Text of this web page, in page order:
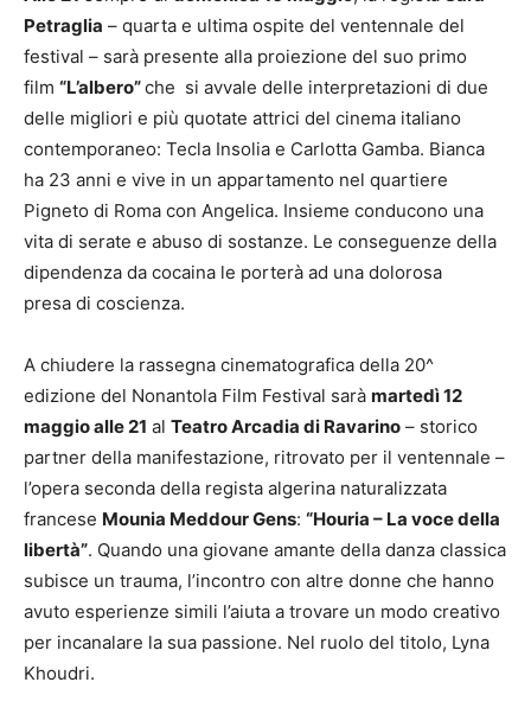
Petraglia – quarta e ultima ospite del ventennale del
festival – sarà presente alla proiezione del suo primo
film “L’albero”che si avvale delle interpretazioni di due
delle migliori e più quotate attrici del cinema italiano
contemporaneo: Tecla Insolia e Carlotta Gamba. Bianca
ha 23 anni e vive in un appartamento nel quartiere
Pigneto di Roma con Angelica. Insieme conducono una
vita di serate e abuso di sostanze. Le conseguenze della
dipendenza da cocaina le porterà ad una dolorosa
presa di coscienza.
A chiudere la rassegna cinematografica della 20^
edizione del Nonantola Film Festival sarà martedì 12
maggio alle 21 al Teatro Arcadia di Ravarino – storico
partner della manifestazione, ritrovato per il ventennale –
l’opera seconda della regista algerina naturalizzata
francese Mounia Meddour Gens: “Houria – La voce della
libertà”. Quando una giovane amante della danza classica
subisce un trauma, l’incontro con altre donne che hanno
avuto esperienze simili l’aiuta a trovare un modo creativo
per incanalare la sua passione. Nel ruolo del titolo, Lyna
Khoudri.